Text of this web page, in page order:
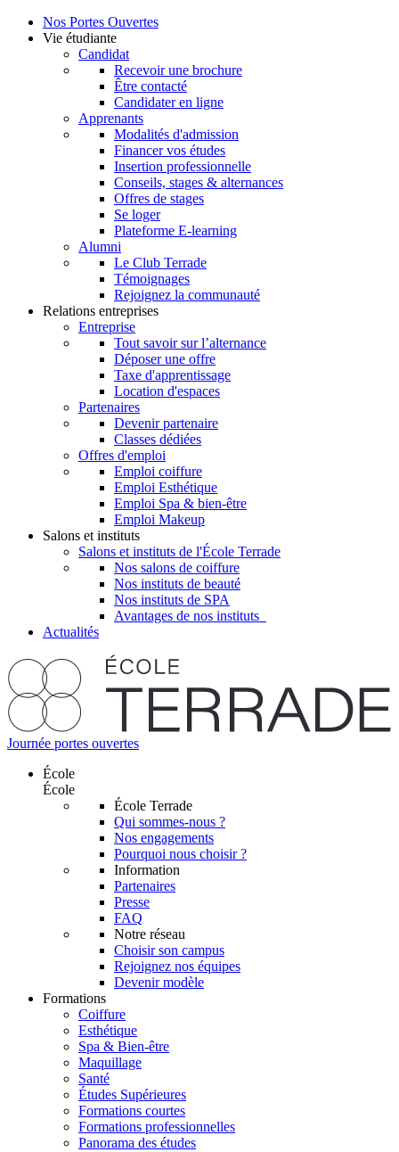
Nos Portes Ouvertes
Vie étudiante
Candidat
Recevoir une brochure
Être contacté
Candidater en ligne
Apprenants
Modalités d'admission
Financer vos études
Insertion professionnelle
Conseils, stages & alternances
Offres de stages
Se loger
Plateforme E-learning
Alumni
Le Club Terrade
Témoignages
Rejoignez la communauté
Relations entreprises
Entreprise
Tout savoir sur l’alternance
Déposer une offre
Taxe d'apprentissage
Location d'espaces
Partenaires
Devenir partenaire
Classes dédiées
Offres d'emploi
Emploi coiffure
Emploi Esthétique
Emploi Spa & bien-être
Emploi Makeup
Salons et instituts
Salons et instituts de l'École Terrade
Nos salons de coiffure
Nos instituts de beauté
Nos instituts de SPA
Avantages de nos instituts
Actualités
Journée portes ouvertes
École
École
École Terrade
Qui sommes-nous ?
Nos engagements
Pourquoi nous choisir ?
Information
Partenaires
Presse
FAQ
Notre réseau
Choisir son campus
Rejoignez nos équipes
Devenir modèle
Formations
Coiffure
Esthétique
Spa & Bien-être
Maquillage
Santé
Études Supérieures
Formations courtes
Formations professionnelles
Panorama des études